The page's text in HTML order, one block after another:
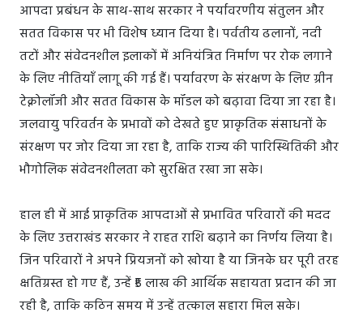
आपदा प्रबंधन के साथ-साथ सरकार ने पर्यावरणीय संतुलन और
सतत विकास पर भी विशेष ध्यान दिया है। पर्वतीय ढलानों, नदी
तटों और संवेदनशील इलाकों में अनियंत्रित निर्माण पर रोक लगाने
के लिए नीतियाँ लागू की गई हैं। पर्यावरण के संरक्षण के लिए ग्रीन
टेक्नोलॉजी और सतत विकास के मॉडल को बढ़ावा दिया जा रहा है।
जलवायु परिवर्तन के प्रभावों को देखते हुए प्राकृतिक संसाधनों के
संरक्षण पर जोर दिया जा रहा है, ताकि राज्य की पारिस्थितिकी और
भौगोलिक संवेदनशीलता को सुरक्षित रखा जा सके।
हाल ही में आई प्राकृतिक आपदाओं से प्रभावित परिवारों की मदद
के लिए उत्तराखंड सरकार ने राहत राशि बढ़ाने का निर्णय लिया है।
जिन परिवारों ने अपने प्रियजनों को खोया है या जिनके घर पूरी तरह
क्षतिग्रस्त हो गए हैं, उन्हें ₹5 लाख की आर्थिक सहायता प्रदान की जा
रही है, ताकि कठिन समय में उन्हें तत्काल सहारा मिल सके।